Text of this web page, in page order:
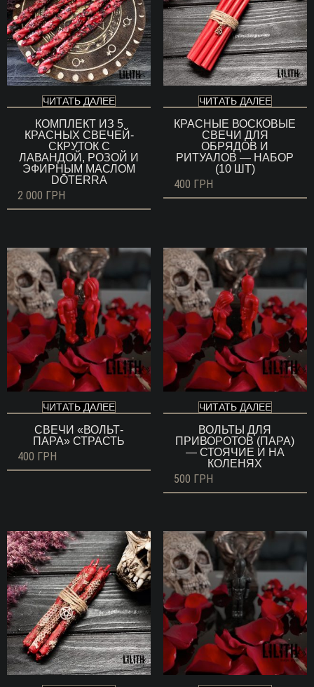
ЧИТАТЬ ДАЛЕЕ
КОМПЛЕКТ ИЗ 5
КРАСНЫХ СВЕЧЕЙ-
СКРУТОК С
ЛАВАНДОЙ, РОЗОЙ И
ЭФИРНЫМ МАСЛОМ
DŌTERRA
2 000 ГРН
ЧИТАТЬ ДАЛЕЕ
КРАСНЫЕ ВОСКОВЫЕ
СВЕЧИ ДЛЯ
ОБРЯДОВ И
РИТУАЛОВ — НАБОР
(10 ШТ)
400 ГРН
ЧИТАТЬ ДАЛЕЕ
СВЕЧИ «ВОЛЬТ-
ПАРА» СТРАСТЬ
400 ГРН
ЧИТАТЬ ДАЛЕЕ
ВОЛЬТЫ ДЛЯ
ПРИВОРОТОВ (ПАРА)
— СТОЯЧИЕ И НА
КОЛЕНЯХ
500 ГРН